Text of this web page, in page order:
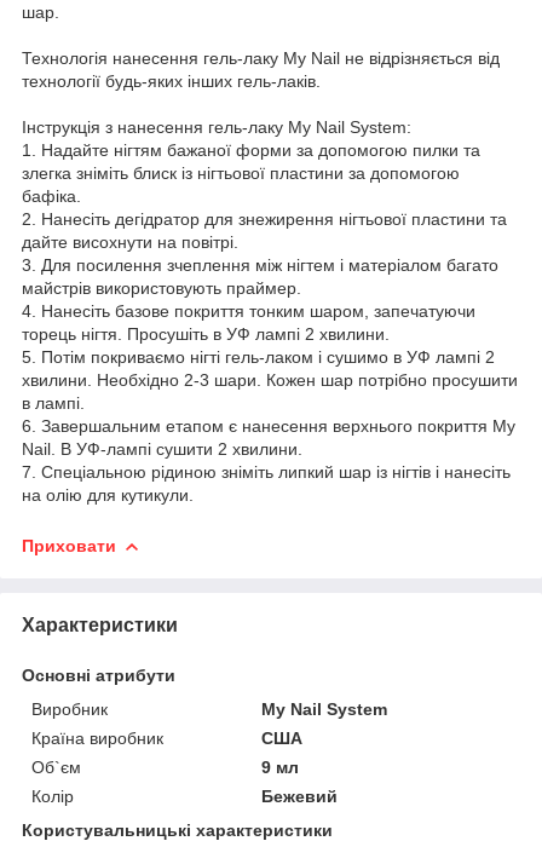
шар.
Технологія нанесення гель-лаку My Nail не відрізняється від
технології будь-яких інших гель-лаків.
Інструкція з нанесення гель-лаку My Nail System:
1. Надайте нігтям бажаної форми за допомогою пилки та
злегка зніміть блиск із нігтьової пластини за допомогою
бафіка.
2. Нанесіть дегідратор для знежирення нігтьової пластини та
дайте висохнути на повітрі.
3. Для посилення зчеплення між нігтем і матеріалом багато
майстрів використовують праймер.
4. Нанесіть базове покриття тонким шаром, запечатуючи
торець нігтя. Просушіть в УФ лампі 2 хвилини.
5. Потім покриваємо нігті гель-лаком і сушимо в УФ лампі 2
хвилини. Необхідно 2-3 шари. Кожен шар потрібно просушити
в лампі.
6. Завершальним етапом є нанесення верхнього покриття My
Nail. В УФ-лампі сушити 2 хвилини.
7. Спеціальною рідиною зніміть липкий шар із нігтів і нанесіть
на олію для кутикули.
Приховати
Характеристики
Основні атрибути
Виробник
My Nail System
Країна виробник
США
Об`єм
9 мл
Колір
Бежевий
Користувальницькі характеристики